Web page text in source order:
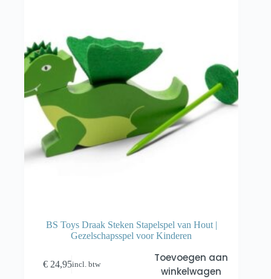
BS Toys Draak Steken Stapelspel van Hout |
Gezelschapsspel voor Kinderen
€ 24,95incl. btw
Toevoegen aan
winkelwagen